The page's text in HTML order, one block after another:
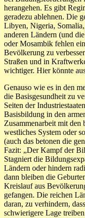
herangehen. Es gibt
geradezu ablehnen. Die
Libyen, Nigeria,
anderen Ländern (und
oder Mosambik fehlen
Bevölkerung zu
Straßen und in
wichtiger. Hier könnte
Genauso wie es in den
die Basisgesundheit zu
Seiten der
Basisbildung in den
Zusammenarbeit mit den
westliches System oder
(auch das betonen die
Fazit: „Der Kampf der
Stagniert die
Ländern oder hindern
dann bleiben die
Kreislauf aus
gefangen. Die reichen
daran, zu verhindern,
schwierigere Lage